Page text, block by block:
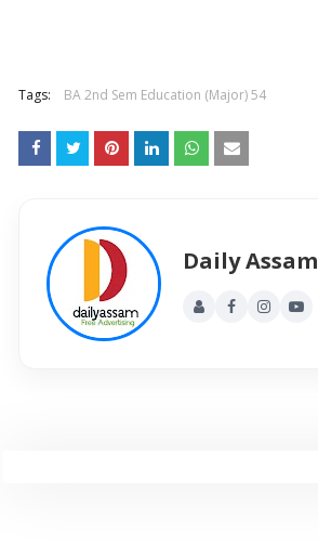
Tags: BA 2nd Sem Education (Major) 54
Daily Assam